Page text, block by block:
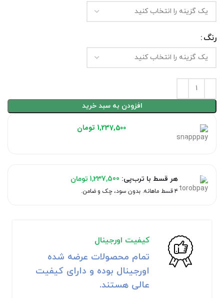
رنگ
افزودن به سبد خرید
1,237,500 تومان
۴ قسط ماهانه. بدون سود، چک و ضامن.
هر قسط با ترب‌پی: 1,237,500 تومان
۴ قسط ماهانه. بدون سود، چک و ضامن.
کیفیت اورجینال
تمام محصولات عرضه شده
اورجینال بوده و دارای کیفیت
عالی هستند.